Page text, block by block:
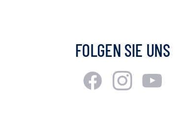
FOLGEN SIE UNS